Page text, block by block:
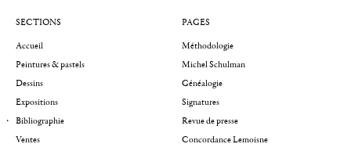
SECTIONS
Accueil
Peintures & pastels
Dessins
Expositions
Bibliographie
Ventes
PAGES
Méthodologie
Michel Schulman
Généalogie
Signatures
Revue de presse
Concordance Lemoisne